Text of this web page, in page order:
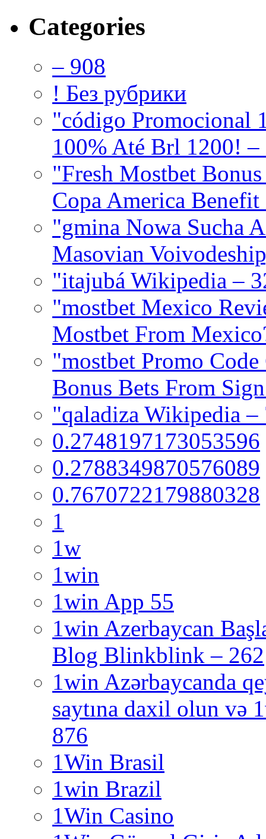
Categories
– 908
! Без рубрики
"código Promocional
100% Até Brl 1200! –
"Fresh Mostbet
Copa America
"gmina Nowa Sucha
Masovian
"itajubá Wikipedia –
"mostbet Mexico
Mostbet From
"mostbet Promo
Bonus Bets From
"qaladiza Wikipedia –
0.2748197173053596
0.2788349870576089
0.7670722179880328
1
1w
1win
1win App 55
1win Azerbaycan
Blog Blinkblink – 262
1win Azərbaycanda
saytına daxil olun və
876
1Win Brasil
1win Brazil
1Win Casino